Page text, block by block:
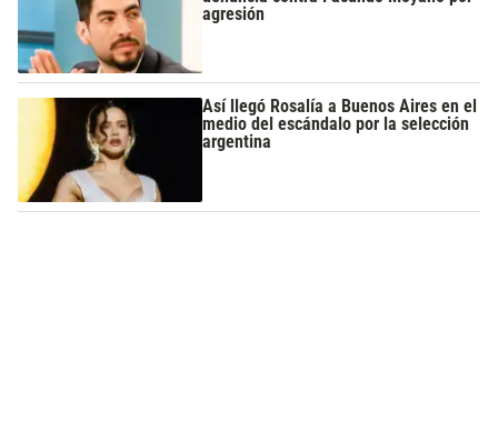
agresión
Así llegó Rosalía a Buenos Aires en el
medio del escándalo por la selección
argentina